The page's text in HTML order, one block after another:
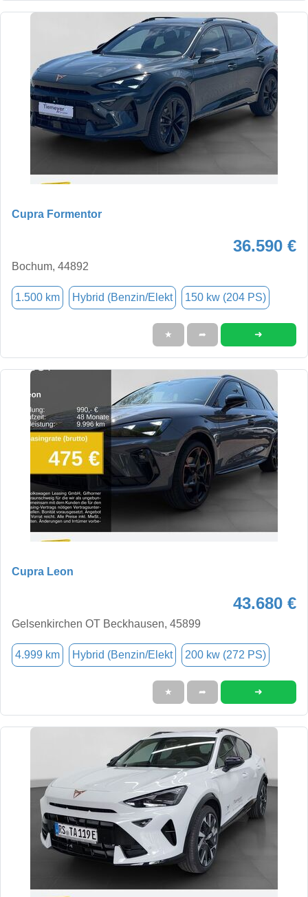
Cupra Formentor
36.590 €
Bochum, 44892
1.500 km Hybrid (Benzin/Elekt 150 kw (204 PS)
★ ➦ ➜
Cupra Leon
43.680 €
Gelsenkirchen OT Beckhausen, 45899
4.999 km Hybrid (Benzin/Elekt 200 kw (272 PS)
★ ➦ ➜